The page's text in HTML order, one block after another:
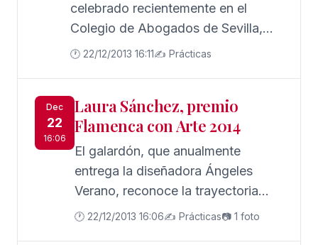
celebrado recientemente en el
Colegio de Abogados de Sevilla,
presidido por el decano José
Sonia Berlanga, Rosario Valle, Lidia
Hurtado, Antonio García, María
José Cansino, Vicente Blázquez,
Alberto Sánchez, Margarita
Guerrero, María Páez, Verónica
🕐 22/12/2013 16:11✍️ Prácticas
Dec
22
16:06
Laura Sánchez, premio
Flamenca con Arte 2014
El galardón, que anualmente
entrega la diseñadora Ángeles
Verano, reconoce la trayectoria
impecable de la modelo onubense,
🕐 22/12/2013 16:06✍️ Prácticas📷 1 foto